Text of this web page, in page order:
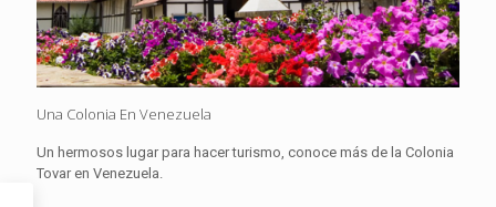
Una Colonia En Venezuela
Un hermosos lugar para hacer turismo, conoce más de la Colonia
Tovar en Venezuela.